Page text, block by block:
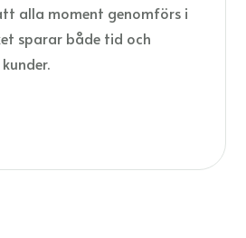
alla moment genomförs i
sparar både tid och